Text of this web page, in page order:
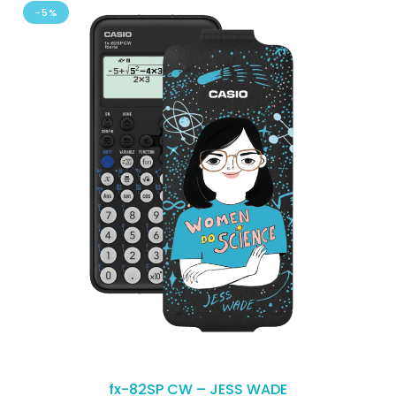
-5%
fx-82SP CW – JESS WADE